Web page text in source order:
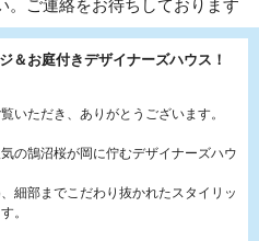
。ご連絡をお待ちしております
＆お庭付きデザイナーズハウス！
いただき、ありがとうございます。
の鵠沼桜が岡に佇むデザイナーズハウ
細部までこだわり抜かれたスタイリッ
。